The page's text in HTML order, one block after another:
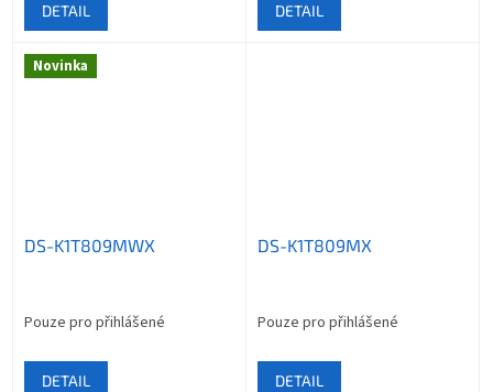
DETAIL DETAIL
Novinka
DS-K1T809MWX
Pouze pro přihlášené
DETAIL
DS-K1T809MX
Pouze pro přihlášené
DETAIL